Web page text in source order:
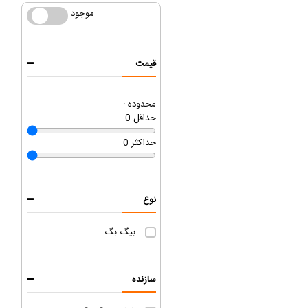
موجود موجود
قیمت
محدوده :
0 حداقل
0 حداکثر
نوع
بیگ بگ
سازنده